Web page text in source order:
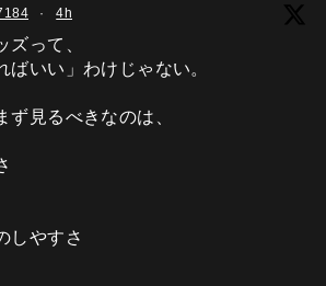
· 4h
ズって、
ばいい」わけじゃない。
ず見るべきなのは、
しやすさ